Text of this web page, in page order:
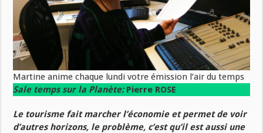
Martine anime chaque lundi votre émission l’air du temps
Sale temps sur la Planète:Pierre ROSE
Le tourisme fait marcher l’économie et permet de voir
d’autres horizons, le problème, c’est qu’il est aussi une